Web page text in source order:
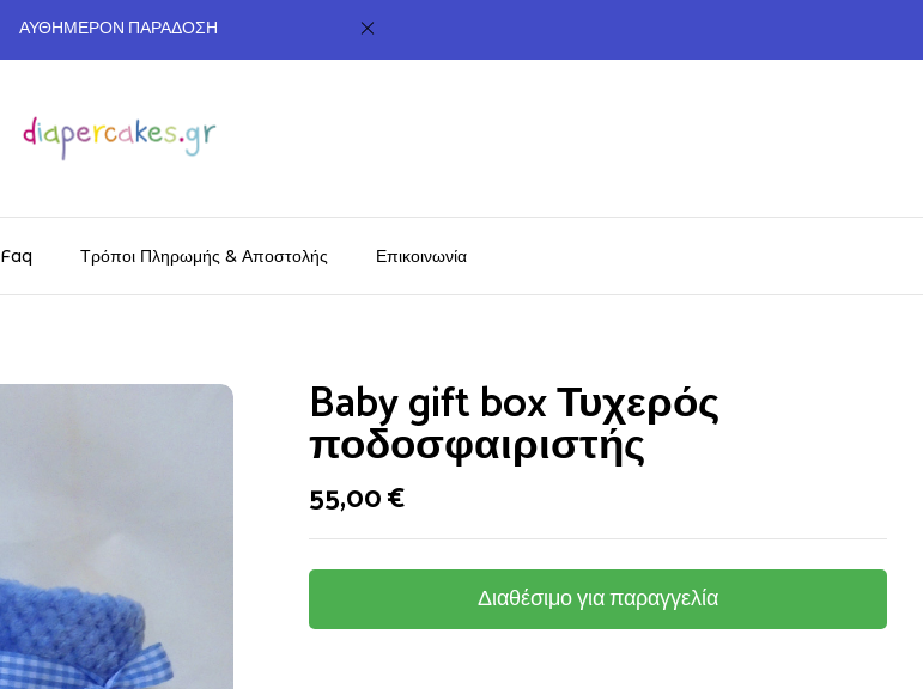
ΑΥΘΗΜΕΡΟΝ ΠΑΡΑΔΟΣΗ
Faq Τρόποι Πληρωμής & Αποστολής Επικοινωνία
Baby gift box Τυχερός
ποδοσφαιριστής
55,00€
Διαθέσιμο για παραγγελία